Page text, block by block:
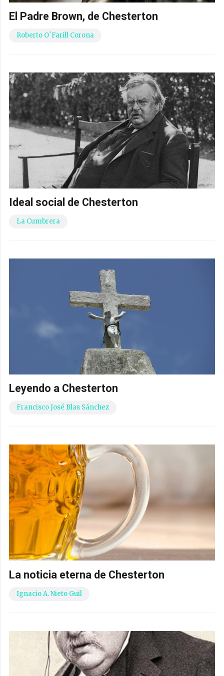
El Padre Brown, de Chesterton
Roberto O´Farill Corona
Ideal social de Chesterton
La Cumbrera
Leyendo a Chesterton
Francisco José Blas Sánchez
La noticia eterna de Chesterton
Ignacio A. Nieto Guil